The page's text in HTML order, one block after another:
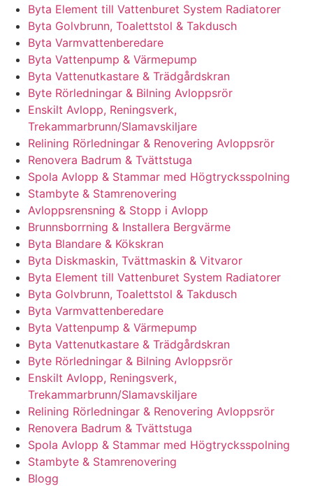
Byta Element till Vattenburet System Radiatorer
Byta Golvbrunn, Toalettstol & Takdusch
Byta Varmvattenberedare
Byta Vattenpump & Värmepump
Byta Vattenutkastare & Trädgårdskran
Byte Rörledningar & Bilning Avloppsrör
Enskilt Avlopp, Reningsverk,
Trekammarbrunn/Slamavskiljare
Relining Rörledningar & Renovering Avloppsrör
Renovera Badrum & Tvättstuga
Spola Avlopp & Stammar med Högtrycksspolning
Stambyte & Stamrenovering
Avloppsrensning & Stopp i Avlopp
Brunnsborrning & Installera Bergvärme
Byta Blandare & Kökskran
Byta Diskmaskin, Tvättmaskin & Vitvaror
Byta Element till Vattenburet System Radiatorer
Byta Golvbrunn, Toalettstol & Takdusch
Byta Varmvattenberedare
Byta Vattenpump & Värmepump
Byta Vattenutkastare & Trädgårdskran
Byte Rörledningar & Bilning Avloppsrör
Enskilt Avlopp, Reningsverk,
Trekammarbrunn/Slamavskiljare
Relining Rörledningar & Renovering Avloppsrör
Renovera Badrum & Tvättstuga
Spola Avlopp & Stammar med Högtrycksspolning
Stambyte & Stamrenovering
Blogg